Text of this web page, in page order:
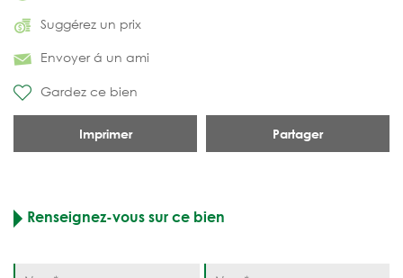
Suggérez un prix
Envoyer á un ami
Gardez ce bien
Imprimer Partager
Renseignez-vous sur ce bien